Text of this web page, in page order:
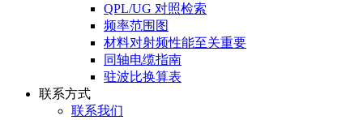
QPL/UG 对照检索
频率范围图
材料对射频性能至关重要
同轴电缆指南
驻波比换算表
联系方式
联系我们